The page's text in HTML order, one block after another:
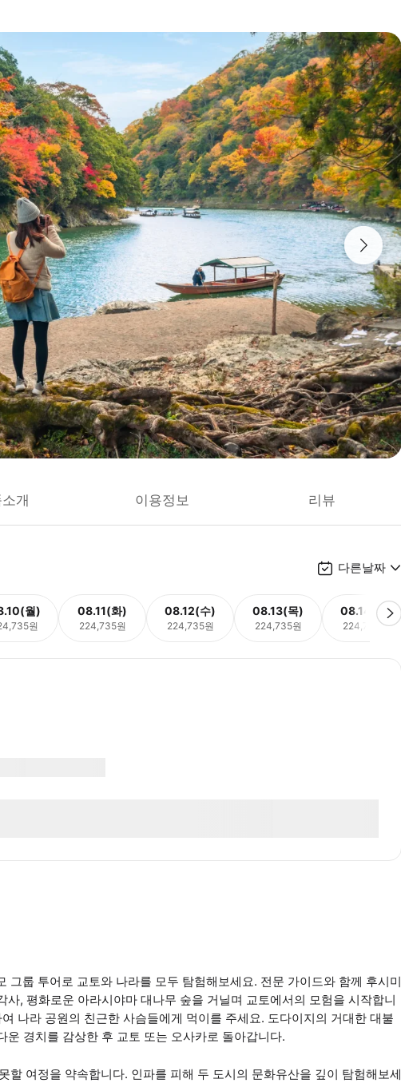
개 이용정보 리뷰
다른날짜
월)
원
08.11(화)
224,735원
08.12(수)
224,735원
08.13(목)
224,735원
08.14(금)
224,735원
그룹 투어로 교토와 나라를 모두 탐험해보세요. 전문 가이드와 함께 후시미
, 평화로운 아라시야마 대나무 숲을 거닐며 교토에서의 모험을 시작합니
나라 공원의 친근한 사슴들에게 먹이를 주세요. 도다이지의 거대한 대불
경치를 감상한 후 교토 또는 오사카로 돌아갑니다.
할 여정을 약속합니다. 인파를 피해 두 도시의 문화유산을 깊이 탐험해보세